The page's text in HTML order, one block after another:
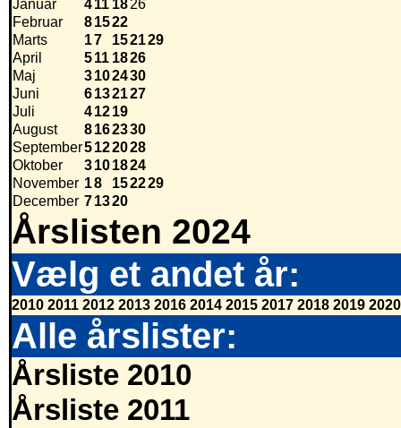
Januar 411 1826
Februar
81522
Marts
17 152129
April
511 1826
Maj
3102430
Juni
6132127
Juli
41219
August
8162330
September5122028
Oktober
3101824
November 18 152229
December 71320
Årslisten 2024
Vælg et andet år:
2010 2011 2012 2013 2016 2014 2015 2017 2018 2019 2020
Alle årslister:
Årsliste 2010
Årsliste 2011